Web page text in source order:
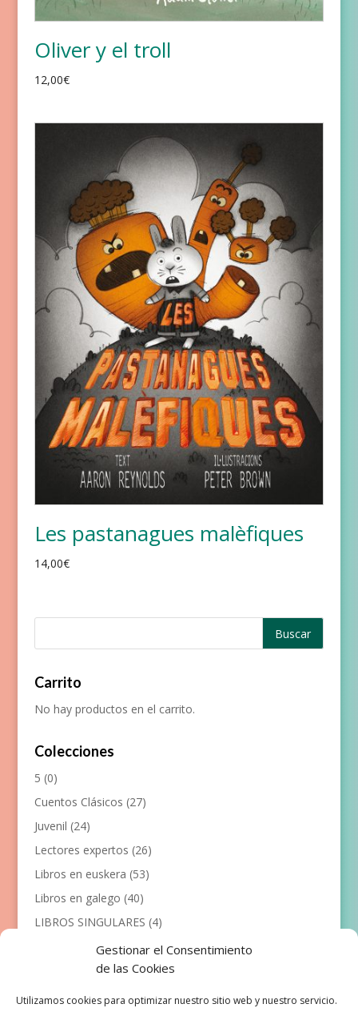
Gestionar el Consentimiento
de las Cookies
Utilizamos cookies para optimizar nuestro sitio web y nuestro servicio.
Oliver y el troll
12,00€
Les pastanagues malèfiques
14,00€
Carrito
No hay productos en el carrito.
Colecciones
5 (0)
Cuentos Clásicos (27)
Juvenil (24)
Lectores expertos (26)
Libros en euskera (53)
Libros en galego (40)
LIBROS SINGULARES (4)
Llibres en català (117)
Manualidades (53)
Primeros lectores
(101)